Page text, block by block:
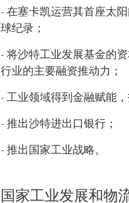
- 在塞卡凯运营其首座太
球纪录；
- 将沙特工业发展基金的
行业的主要融资推动力；
- 工业领域得到金融赋能
- 推出沙特进出口银行；
- 推出国家工业战略。
国家工业发展和物